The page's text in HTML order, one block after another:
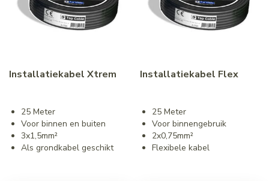
Installatiekabel Xtrem
25 Meter
Voor binnen en buiten
3x1,5mm²
Als grondkabel geschikt
Installatiekabel Flex
25 Meter
Voor binnengebruik
2x0,75mm²
Flexibele kabel